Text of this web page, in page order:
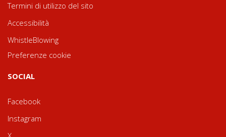
Termini di utilizzo del sito
Accessibilità
WhistleBlowing
Preferenze cookie
SOCIAL
Facebook
Instagram